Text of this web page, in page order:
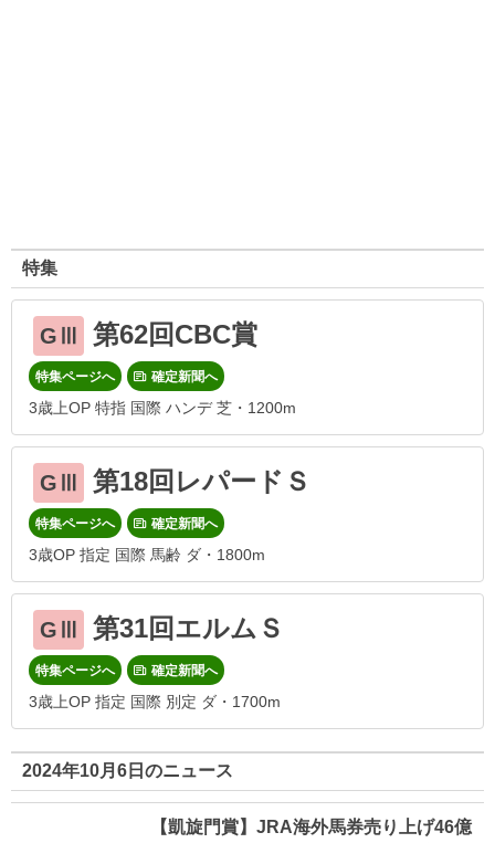
特集
GⅢ 第62回CBC賞
特集ページへ 確定新聞へ
3歳上OP 特指 国際 ハンデ 芝・1200m
GⅢ 第18回レパードＳ
特集ページへ 確定新聞へ
3歳OP 指定 国際 馬齢 ダ・1800m
GⅢ 第31回エルムＳ
特集ページへ 確定新聞へ
3歳上OP 指定 国際 別定 ダ・1700m
2024年10月6日のニュース
【凱旋門賞】JRA海外馬券売り上げ46億